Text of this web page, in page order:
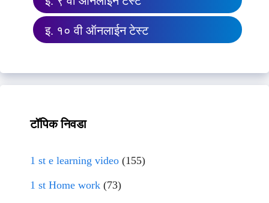
इ. १० वी ऑनलाईन टेस्ट
टॉपिक निवडा
1 st e learning video (155)
1 st Home work (73)